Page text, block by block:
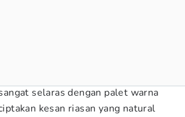
selaras dengan palet warna
kesan riasan yang natural